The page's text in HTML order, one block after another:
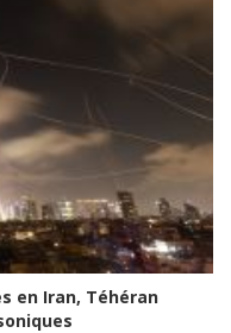
en Iran, Téhéran